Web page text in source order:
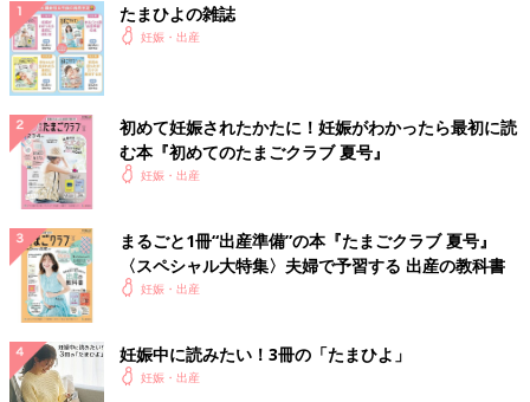
たまひよの雑誌
妊娠・出産
初めて妊娠されたかたに！妊娠がわかったら最初に読
む本『初めてのたまごクラブ 夏号』
妊娠・出産
まるごと1冊“出産準備”の本『たまごクラブ 夏号』
〈スペシャル大特集〉夫婦で予習する 出産の教科書
妊娠・出産
妊娠中に読みたい！3冊の「たまひよ」
妊娠・出産